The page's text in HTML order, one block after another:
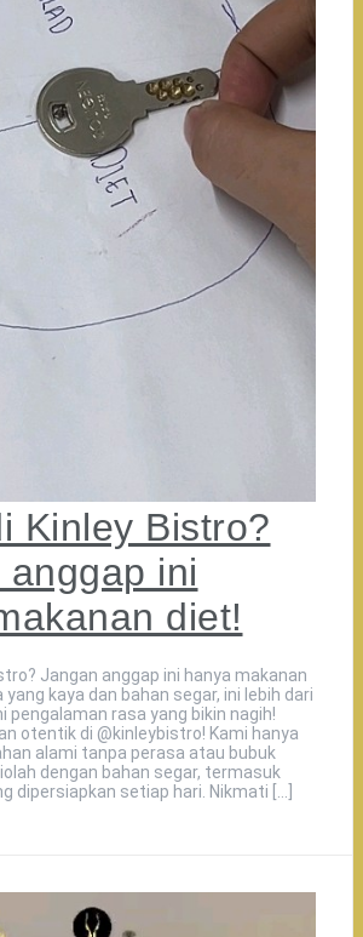
Kinley Bistro?
ini
diet!
Jangan anggap ini hanya makanan
yang kaya dan bahan segar, ini lebih dari
pengalaman rasa yang bikin nagih!
otentik di @kinleybistro! Kami hanya
alami tanpa perasa atau bubuk
dengan bahan segar, termasuk
dipersiapkan setiap hari. Nikmati […]